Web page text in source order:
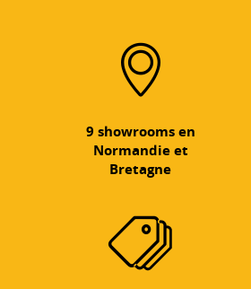
9 showrooms en
Normandie et
Bretagne